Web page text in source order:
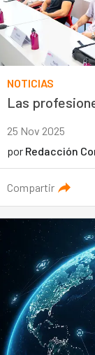
NOTICIAS
Las
25 Nov 2025
por Redacción
Compartir